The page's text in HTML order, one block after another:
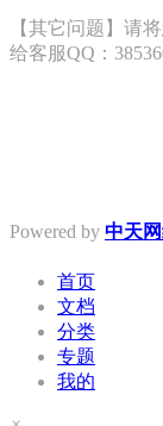
【其它问题】请
给客服QQ：
Powered by 中天
首页
文档
分类
专题
我的